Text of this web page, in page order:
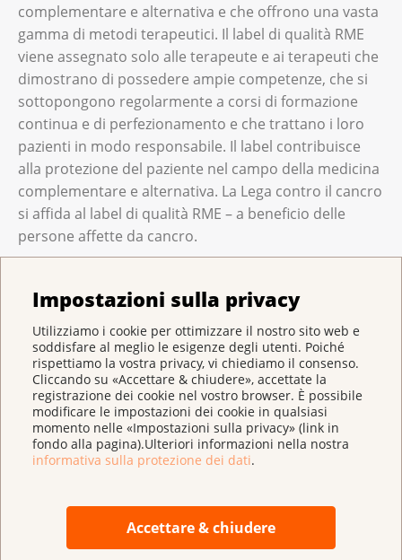
Impostazioni sulla privacy
Utilizziamo i cookie per ottimizzare il nostro sito web e
soddisfare al meglio le esigenze degli utenti. Poiché
rispettiamo la vostra privacy, vi chiediamo il consenso.
Cliccando su «Accettare & chiudere», accettate la
registrazione dei cookie nel vostro browser. È possibile
modificare le impostazioni dei cookie in qualsiasi
momento nelle «Impostazioni sulla privacy» (link in
fondo alla pagina).Ulteriori informazioni nella nostra
informativa sulla protezione dei dati.
Accettare & chiudere
complementare e alternativa e che offrono una vasta
gamma di metodi terapeutici. Il label di qualità RME
viene assegnato solo alle terapeute e ai terapeuti che
dimostrano di possedere ampie competenze, che si
sottopongono regolarmente a corsi di formazione
continua e di perfezionamento e che trattano i loro
pazienti in modo responsabile. Il label contribuisce
alla protezione del paziente nel campo della medicina
complementare e alternativa. La Lega contro il cancro
si affida al label di qualità RME – a beneficio delle
persone affette da cancro.
che riguarda le assicurazioni complementari per la
medicina complementare. Tuttavia, consigliamo di
ottenere una garanzia di assunzione dei costi da
parte dell’assicuratore prima di iniziare il
trattamento.